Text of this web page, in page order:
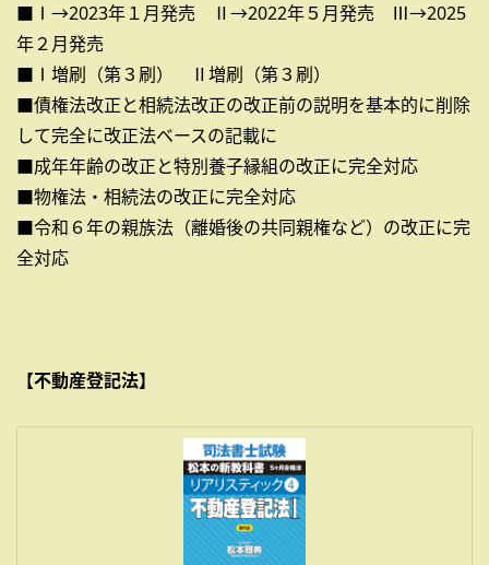
■Ⅰ→2023年１月発売 Ⅱ→2022年５月発売 Ⅲ→2025
年２月発売
■Ⅰ増刷（第３刷） Ⅱ増刷（第３刷）
■債権法改正と相続法改正の改正前の説明を基本的に削除
して完全に改正法ベースの記載に
■成年年齢の改正と特別養子縁組の改正に完全対応
■物権法・相続法の改正に完全対応
■令和６年の親族法（離婚後の共同親権など）の改正に完
全対応
【不動産登記法】